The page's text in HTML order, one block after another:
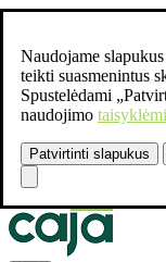
Naudojame
teikti suasmenintus
Spustelėdami
naudojimo
Patvirtinti slapukus
Susisiekite:
Skip to Content